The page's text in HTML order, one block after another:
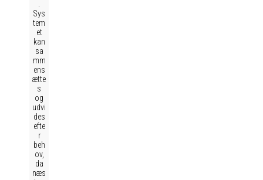
Sys
tem
et
kan
sa
mm
ens
ætte
s
og
udvi
des
efte
r
beh
ov,
da
næs